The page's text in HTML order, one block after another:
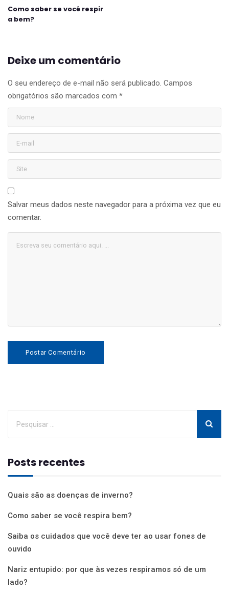
Como saber se você respir
a bem?
Deixe um comentário
O seu endereço de e-mail não será publicado. Campos
obrigatórios são marcados com *
Salvar meus dados neste navegador para a próxima vez que eu
comentar.
Posts recentes
Quais são as doenças de inverno?
Como saber se você respira bem?
Saiba os cuidados que você deve ter ao usar fones de
ouvido
Nariz entupido: por que às vezes respiramos só de um
lado?